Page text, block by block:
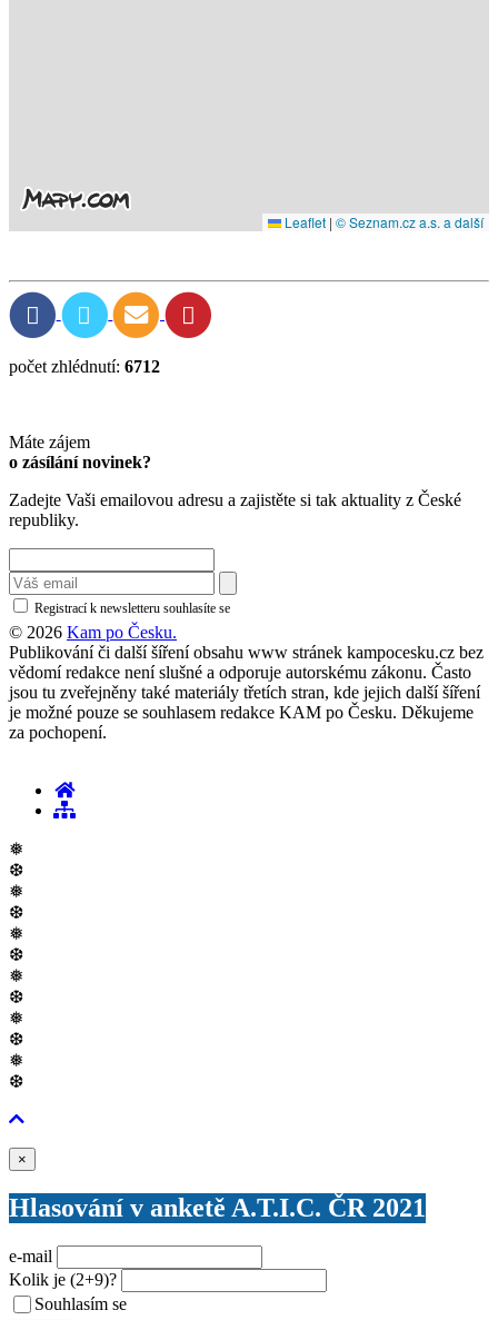
Leaflet | © Seznam.cz a.s. a další
počet zhlédnutí: 6712
Máte zájem
o zásílání novinek?
Zadejte Vaši emailovou adresu a zajistěte si tak aktuality z České
republiky.
Registrací k newsletteru souhlasíte se
© 2026 Kam po Česku.
Publikování či další šíření obsahu www stránek kampocesku.cz bez
vědomí redakce není slušné a odporuje autorskému zákonu. Často
jsou tu zveřejněny také materiály třetích stran, kde jejich další šíření
je možné pouze se souhlasem redakce KAM po Česku. Děkujeme
za pochopení.
❅
❆
❅
❆
❅
❆
❅
❆
❅
❆
❅
❆
×
Hlasování v anketě A.T.I.C. ČR 2021
e-mail
Kolik je (2+9)?
Souhlasím se